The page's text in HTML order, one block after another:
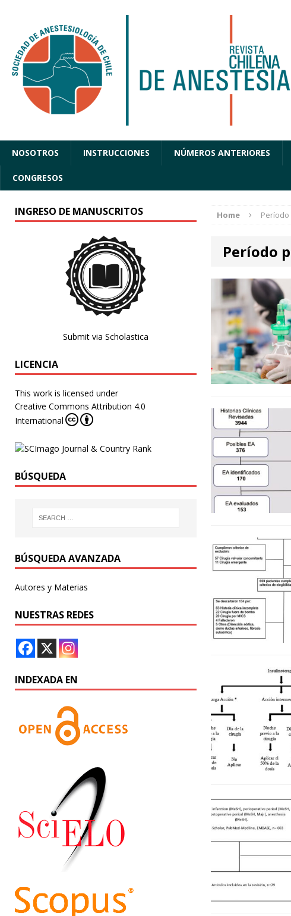
NOSOTROS INSTRUCCIONES NÚMEROS ANTERIORES
CONGRESOS
Home
Período
INGRESO DE MANUSCRITOS
Submit via Scholastica
LICENCIA
This work is licensed under
Creative Commons Attribution 4.0
International
BÚSQUEDA
BÚSQUEDA AVANZADA
Autores y Materias
NUESTRAS REDES
INDEXADA EN